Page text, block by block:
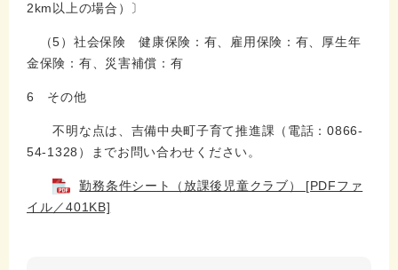
2km以上の場合）〕
（5）社会保険 健康保険：有、雇用保険：有、厚生年
金保険：有、災害補償：有
6 その他
不明な点は、吉備中央町子育て推進課（電話：0866-
54-1328）までお問い合わせください。
勤務条件シート（放課後児童クラブ） [PDFファ
イル／401KB]